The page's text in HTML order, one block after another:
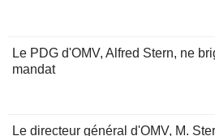
Le PDG d'OMV, Alfred Stern, ne
mandat
Le directeur général d'OMV, M.